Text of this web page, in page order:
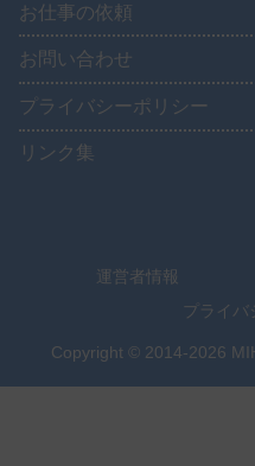
お仕事の依頼
お問い合わせ
プライバシーポリシー
リンク集
運営者情報
プライバ
Copyright © 2014-2026